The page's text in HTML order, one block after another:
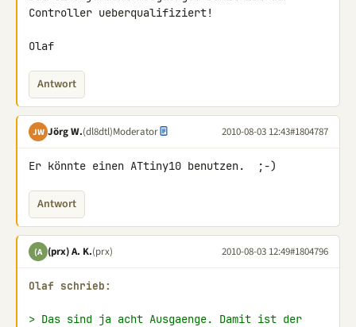
Controller ueberqualifiziert!
Olaf
Antwort
JW Jörg W.(dl8dtl)Moderator 2010-08-03 12:43#1804787
Er könnte einen ATtiny10 benutzen.  ;-)
Antwort
(A (prx) A. K.(prx) 2010-08-03 12:49#1804796
Olaf schrieb:
> Das sind ja acht Ausgaenge. Damit ist der